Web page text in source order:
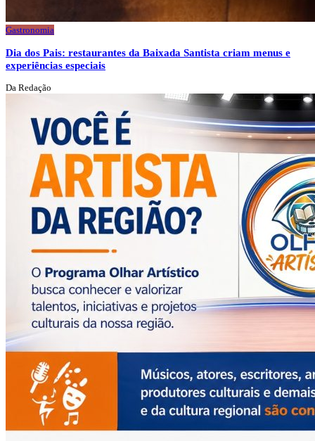
Gastronomia
Dia dos Pais: restaurantes da Baixada Santista criam menus e
experiências especiais
Da Redação